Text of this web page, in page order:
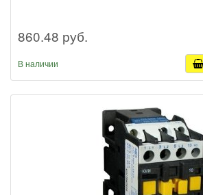
860.48 руб.
В наличии